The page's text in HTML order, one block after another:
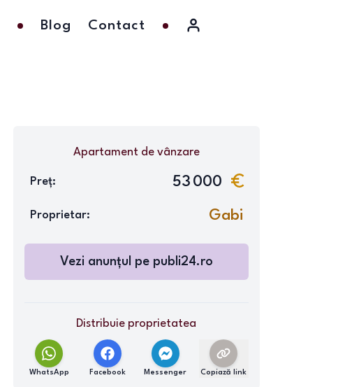
Blog Contact
Apartamentde vânzare
Preț: 53 000
Proprietar: Gabi
Vezi anunțul pe publi24.ro
Distribuie proprietatea
WhatsApp Facebook Messenger Copiază link